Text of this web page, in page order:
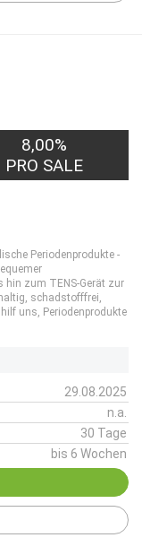
8,00%
PRO SALE
Periodenprodukte -
hin zum TENS-Gerät zur
schadstofffrei,
uns, Periodenprodukte
29.08.2025
n.a.
30 Tage
bis 6 Wochen